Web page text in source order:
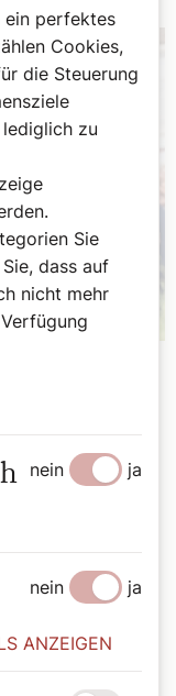
fad
Faber in
ein perfektes
Cookies,
die Steuerung
zu
Sie
dass auf
nicht mehr
nein ja
nein ja
ANZEIGEN